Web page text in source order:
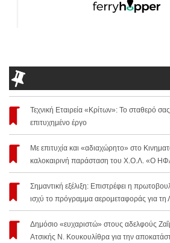
Τεχνική Εταιρεία «Κρίτων»: Το σταθερό
επιτυχημένο έργο
Με επιτυχία και «αδιαχώρητο» στο
καλοκαιρινή παράσταση του Χ.Ο.Λ. «Ο
Σημαντική εξέλιξη: Επιστρέφει η
ισχύ το πρόγραμμα αερομεταφοράς για τη
Δημόσιο «ευχαριστώ» στους αδελφούς
Ατσικής Ν. Κουκουλίθρα για την